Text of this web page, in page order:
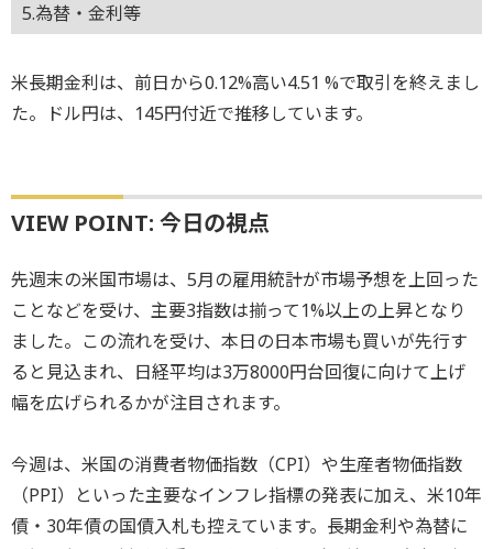
5.為替・金利等
米長期金利は、前日から0.12%高い4.51 %で取引を終えまし
た。ドル円は、145円付近で推移しています。
VIEW POINT: 今日の視点
先週末の米国市場は、5月の雇用統計が市場予想を上回った
ことなどを受け、主要3指数は揃って1%以上の上昇となり
ました。この流れを受け、本日の日本市場も買いが先行す
ると見込まれ、日経平均は3万8000円台回復に向けて上げ
幅を広げられるかが注目されます。
今週は、米国の消費者物価指数（CPI）や生産者物価指数
（PPI）といった主要なインフレ指標の発表に加え、米10年
債・30年債の国債入札も控えています。長期金利や為替に